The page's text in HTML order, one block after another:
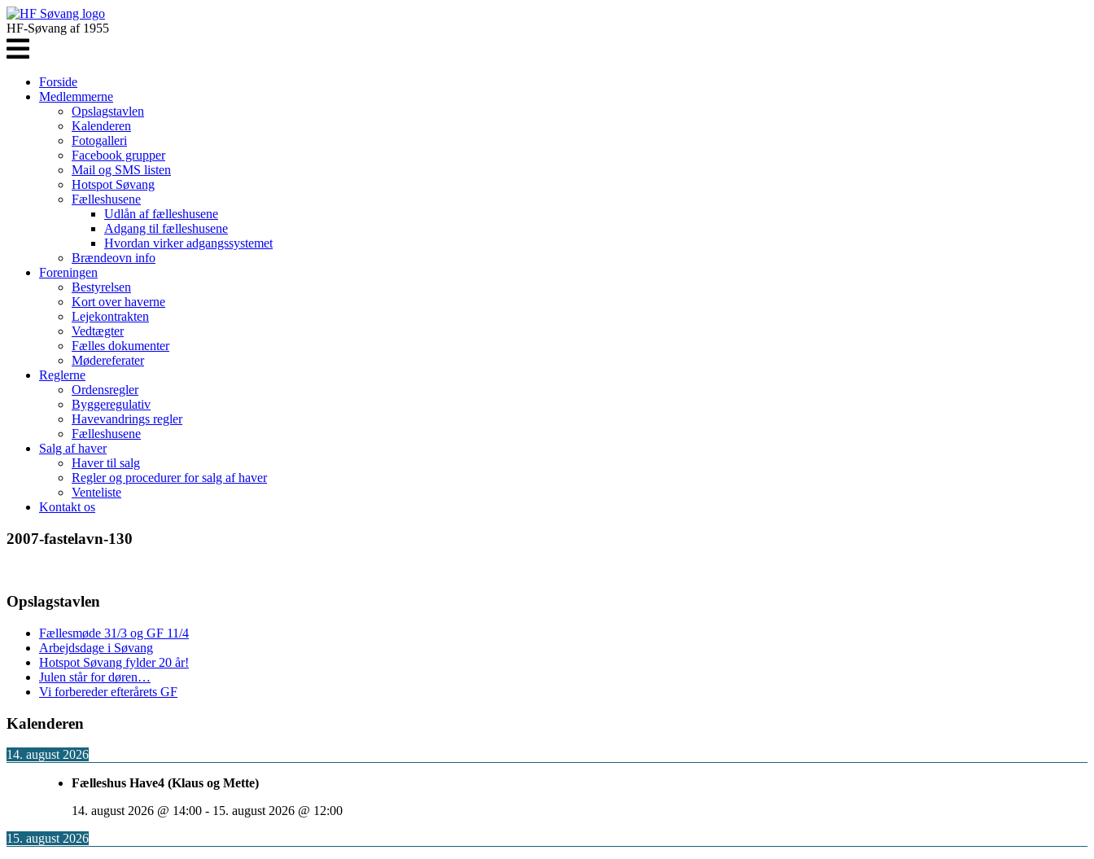
HF-Søvang af 1955
Forside
Medlemmerne
Opslagstavlen
Kalenderen
Fotogalleri
Facebook grupper
Mail og SMS listen
Hotspot Søvang
Fælleshusene
Udlån af fælleshusene
Adgang til fælleshusene
Hvordan virker adgangssystemet
Brændeovn info
Foreningen
Bestyrelsen
Kort over haverne
Lejekontrakten
Vedtægter
Fælles dokumenter
Mødereferater
Reglerne
Ordensregler
Byggeregulativ
Havevandrings regler
Fælleshusene
Salg af haver
Haver til salg
Regler og procedurer for salg af haver
Venteliste
Kontakt os
2007-fastelavn-130
Opslagstavlen
Fællesmøde 31/3 og GF 11/4
Arbejdsdage i Søvang
Hotspot Søvang fylder 20 år!
Julen står for døren…
Vi forbereder efterårets GF
Kalenderen
14. august 2026
Fælleshus Have4 (Klaus og Mette)
14. august 2026 @ 14:00 - 15. august 2026 @ 12:00
15. august 2026